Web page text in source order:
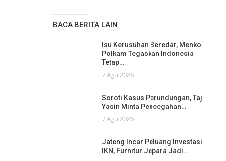
BACA BERITA LAIN
Isu Kerusuhan Beredar, Menko
Polkam Tegaskan Indonesia
Tetap…
7 Agu 2026
Soroti Kasus Perundungan, Taj
Yasin Minta Pencegahan…
7 Agu 2026
Jateng Incar Peluang Investasi
IKN, Furnitur Jepara Jadi…